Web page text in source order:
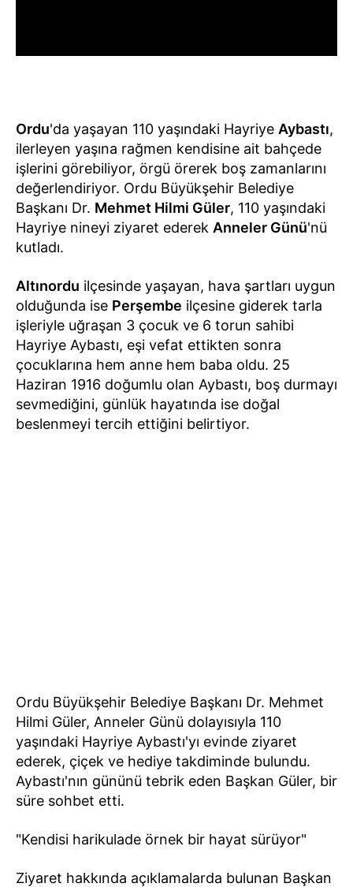
Ordu'da yaşayan 110 yaşındaki Hayriye Aybastı,
ilerleyen yaşına rağmen kendisine ait bahçede
işlerini görebiliyor, örgü örerek boş zamanlarını
değerlendiriyor. Ordu Büyükşehir Belediye
Başkanı Dr. Mehmet Hilmi Güler, 110 yaşındaki
Hayriye nineyi ziyaret ederek Anneler Günü'nü
kutladı.
Altınordu ilçesinde yaşayan, hava şartları uygun
olduğunda ise Perşembe ilçesine giderek tarla
işleriyle uğraşan 3 çocuk ve 6 torun sahibi
Hayriye Aybastı, eşi vefat ettikten sonra
çocuklarına hem anne hem baba oldu. 25
Haziran 1916 doğumlu olan Aybastı, boş durmayı
sevmediğini, günlük hayatında ise doğal
beslenmeyi tercih ettiğini belirtiyor.
Ordu Büyükşehir Belediye Başkanı Dr. Mehmet
Hilmi Güler, Anneler Günü dolayısıyla 110
yaşındaki Hayriye Aybastı'yı evinde ziyaret
ederek, çiçek ve hediye takdiminde bulundu.
Aybastı'nın gününü tebrik eden Başkan Güler, bir
süre sohbet etti.
"Kendisi harikulade örnek bir hayat sürüyor"
Ziyaret hakkında açıklamalarda bulunan Başkan